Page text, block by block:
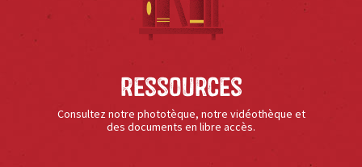
Ressources
Consultez notre phototèque, notre vidéothèque et
des documents en libre accès.